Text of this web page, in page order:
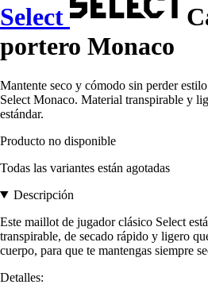
Select
portero Monaco
Mantente seco y cómodo sin perder
Select Monaco. Material transpirable y
estándar.
Producto no disponible
Todas las variantes están agotadas
Descripción
Este maillot de jugador clásico Select
transpirable, de secado rápido y ligero
cuerpo, para que te mantengas siempre
Detalles: